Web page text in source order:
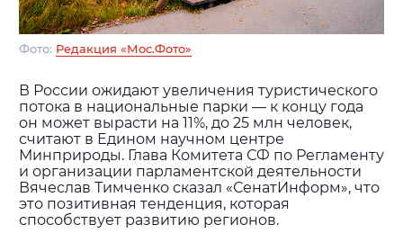
Фото: Редакция «Мос.Фото»
В России ожидают увеличения туристического
потока в национальные парки — к концу года
он может вырасти на 11%, до 25 млн человек,
считают в Едином научном центре
Минприроды. Глава Комитета СФ по Регламенту
и организации парламентской деятельности
Вячеслав Тимченко сказал «СенатИнформ», что
это позитивная тенденция, которая
способствует развитию регионов.